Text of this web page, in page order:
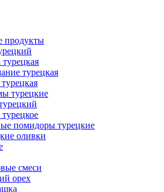
продукты
турецкая
турецкие
помидоры турецкие
оливки
смеси
орех